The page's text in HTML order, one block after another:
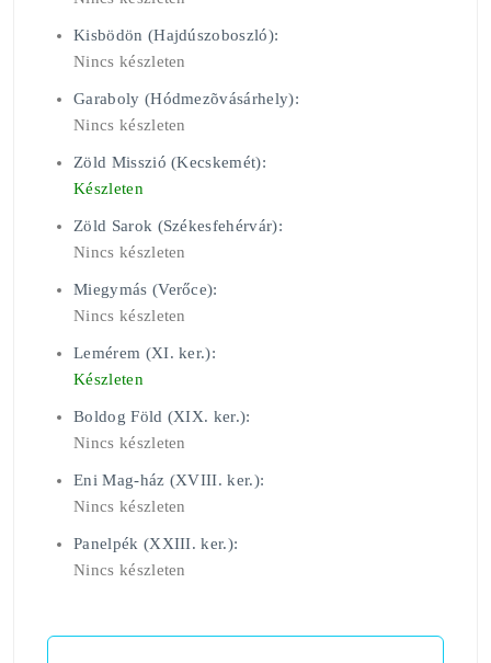
Kisbödön (Hajdúszoboszló):
Nincs készleten
Garaboly (Hódmezõvásárhely):
Nincs készleten
Zöld Misszió (Kecskemét):
Készleten
Zöld Sarok (Székesfehérvár):
Nincs készleten
Miegymás (Verőce):
Nincs készleten
Lemérem (XI. ker.):
Készleten
Boldog Föld (XIX. ker.):
Nincs készleten
Eni Mag-ház (XVIII. ker.):
Nincs készleten
Panelpék (XXIII. ker.):
Nincs készleten